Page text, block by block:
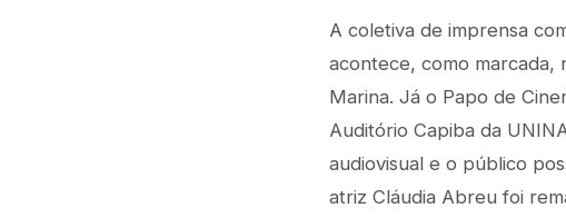
A coletiva de imprensa
acontece, como marcada,
Marina. Já o Papo de
Auditório Capiba da
audiovisual e o público
atriz Cláudia Abreu foi